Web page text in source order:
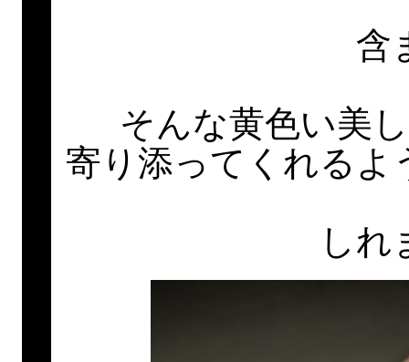
含
そんな黄色い美
寄り添ってくれるよ
し